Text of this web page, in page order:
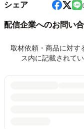
シェア
配信企業へのお問い
取材依頼・商品に対す
ス内に記載されて